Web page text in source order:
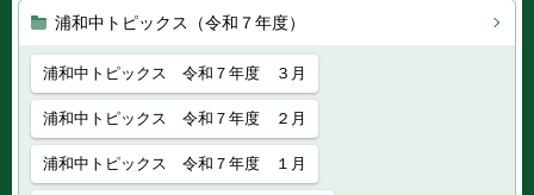
浦和中トピックス（令和７年度）
浦和中トピックス 令和７年度 ３月
浦和中トピックス 令和７年度 ２月
浦和中トピックス 令和７年度 １月